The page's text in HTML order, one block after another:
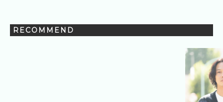
RECOMMEND